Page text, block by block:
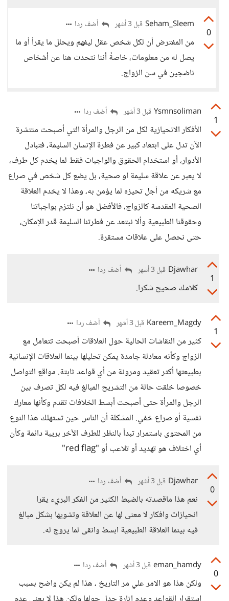
0
Seham_Sleem قبل 3 أشهر أضف ردا
من المفترض أن لكل شخص عقل ليفهم ويحلل ما يقرأ أو ما
يصل له من معلومات، خاصةً أننا نتحدث هنا عن أشخاص
ناضجين في سن الزواج.
1
Ysmnsoliman قبل 3 أشهر أضف ردا
الأفكار الانحيازية لكل من الرجل والمرأة التي أصبحت منتشرة
الآن تدل على ابتعاد كبير عن فطرة الإنسان السليمة، فتبادل
الأدوار، أو استخدام الحقوق والواجبات فقط لما يخدم كل طرف،
لا يعبر عن علاقة سليمة او صحية، بل يضع كل شخص في صراع
مع شريكه من أجل تحيزه لما يؤمن به، وهذا لا يخدم العلاقة
الصحية المقدسة كالزواج، فالأفضل هو أن نلتزم بواجباتنا
وحقوقنا الطبيعية وألا نبتعد عن فطرتنا السليمة قدر الإمكان،
حتى نحصل على علاقات مستقرة.
1
Djawhar قبل 3 أشهر أضف ردا
كلامك صحيح شكرا.
1
Kareem_Magdy قبل 3 أشهر أضف ردا
كثير من النقاشات الحالية حول العلاقات أصبحت تتعامل مع
الزواج وكأنه معادلة جامدة يمكن تحليلها بينما العلاقات الإنسانية
بطبيعتها أكثر تعقيد ومرونة من أي قواعد ثابتة. مواقع التواصل
خصوصا خلقت حالة من التشريح المبالغ فيه لكل تصرف بين
الرجل والمرأة حتى أصبحت أبسط الخلافات تقدم وكأنها معارك
نفسية أو صراع خفي. المشكلة أن الناس حين تستهلك هذا النوع
من المحتوى باستمرار تبدأ بالنظر للطرف الآخر بريبة دائمة وكأن
أي اختلاف هو تهديد أو تلاعب أو "red flag"
0
Djawhar قبل 3 أشهر أضف ردا
نعم هذا ماقصدته بالضبط الكثير من الفكر البريء يقرا
انحيازات وافكار لا معنى لها عن العلاقة وتشويها بشكل مبالغ
فيه بينما العلاقة الطبيعية ابسط وانقى لما يروج له.
0
eman_hamdy قبل 3 أشهر أضف ردا
ولكن هذا هو الامر علي مر التاريخ ، هذا لم يكن واضح بسبب